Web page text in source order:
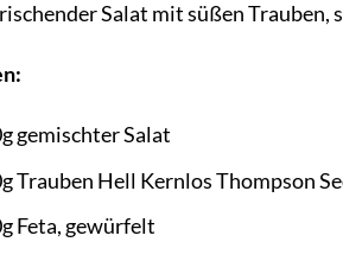
Salat mit süßen Trauben,
gemischter Salat
Trauben Hell Kernlos Thompson
Feta, gewürfelt